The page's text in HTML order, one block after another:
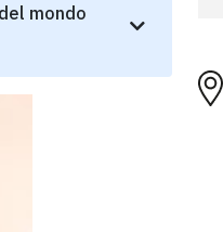
mondo